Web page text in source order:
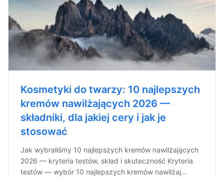
Kosmetyki do twarzy: 10 najlepszych
kremów nawilżających 2026 —
składniki, dla jakiej cery i jak je
stosować
Jak wybraliśmy 10 najlepszych kremów nawilżających
2026 — kryteria testów, skład i skuteczność Kryteria
testów — wybór 10 najlepszych kremów nawilżaj...